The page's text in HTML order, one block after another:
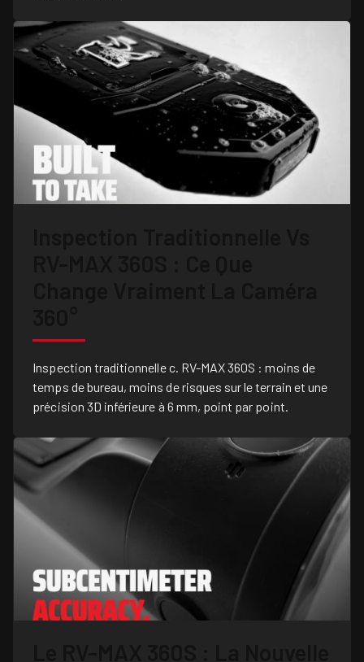
Inspection traditionnelle c. RV-MAX 360S : moins de
temps de bureau, moins de risques sur le terrain et une
précision 3D inférieure à 6 mm, point par point.